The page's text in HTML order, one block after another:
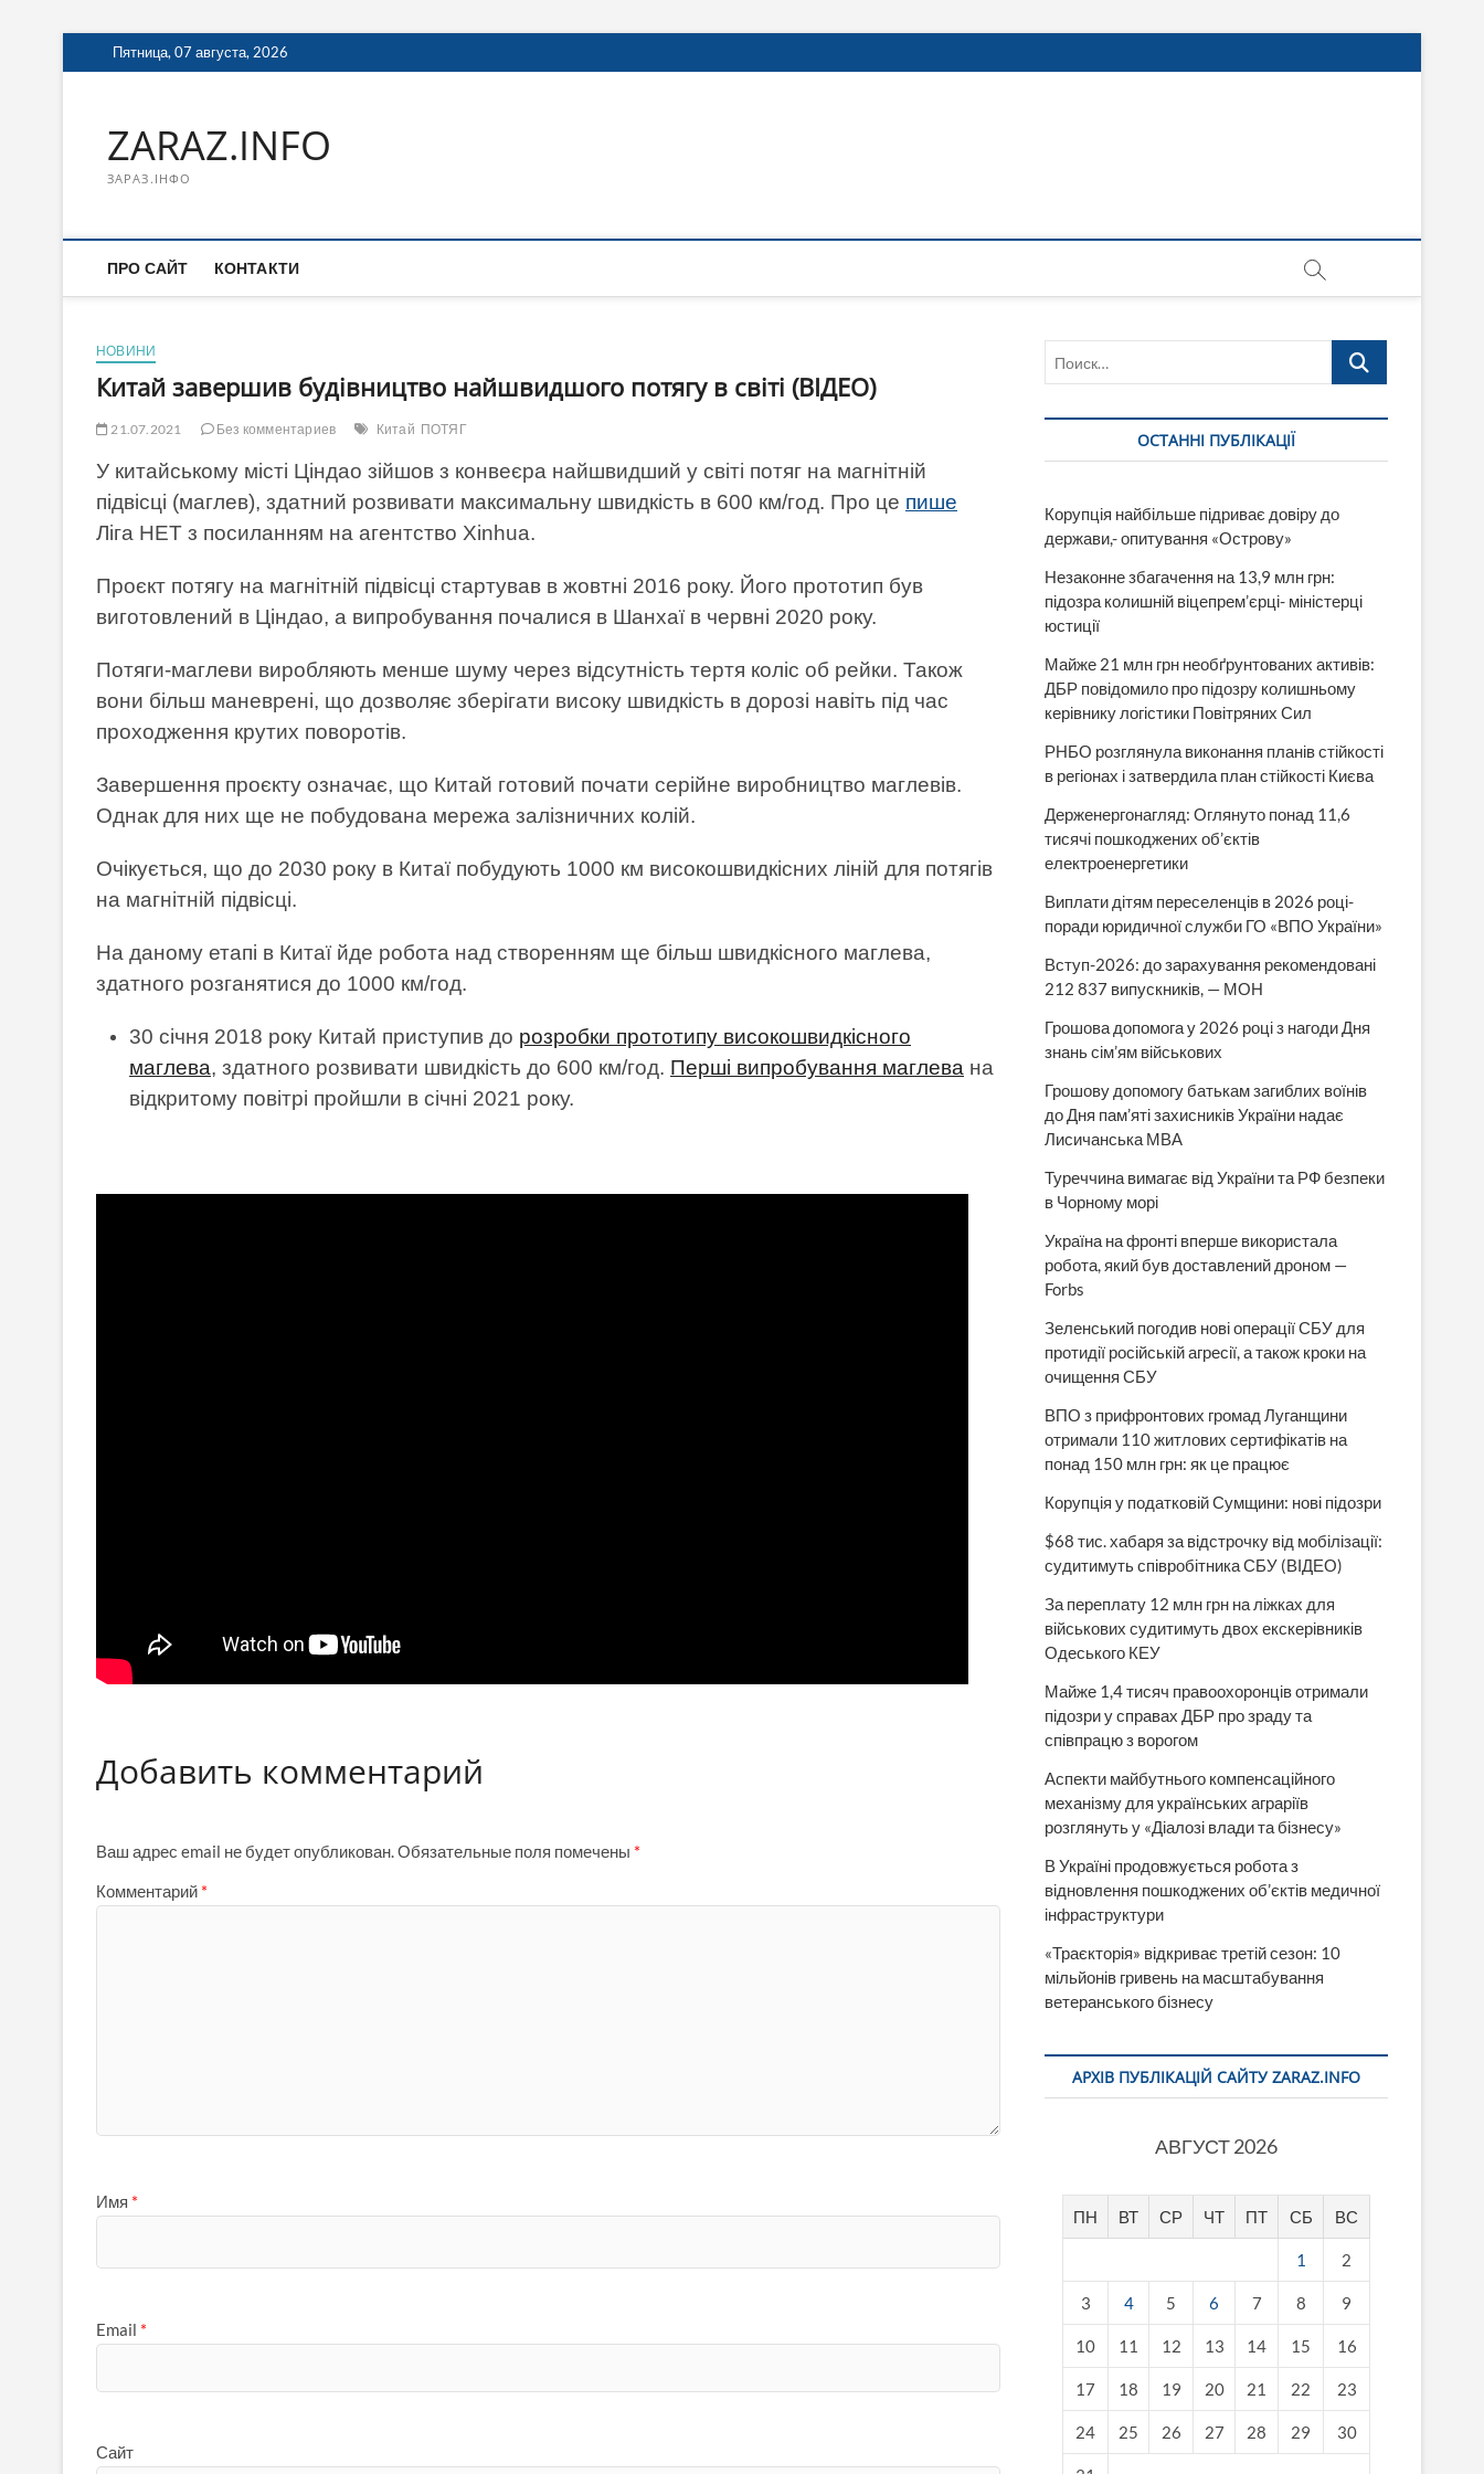
Перейти
к
Пятница, 07 августа, 2026
ZARAZ.INFO
ЗАРАЗ.ІНФО
ПРО САЙТ КОНТАКТИ
НОВИНИ
Китай завершив будівництво найшвидшого потягу в світі (ВІДЕО)
21.07.2021 Без комментариев Китай ПОТЯГ
У китайському місті Ціндао зійшов з конвеєра найшвидший у світі потяг на магнітній
підвісці (маглев), здатний розвивати максимальну швидкість в 600 км/год. Про це пише
Ліга НЕТ з посиланням на агентство Xinhua.
Проєкт потягу на магнітній підвісці стартував в жовтні 2016 року. Його прототип був
виготовлений в Ціндао, а випробування почалися в Шанхаї в червні 2020 року.
Потяги-маглеви виробляють менше шуму через відсутність тертя коліс об рейки. Також
вони більш маневрені, що дозволяє зберігати високу швидкість в дорозі навіть під час
проходження крутих поворотів.
Завершення проєкту означає, що Китай готовий почати серійне виробництво маглевів.
Однак для них ще не побудована мережа залізничних колій.
Очікується, що до 2030 року в Китаї побудують 1000 км високошвидкісних ліній для потягів
на магнітній підвісці.
На даному етапі в Китаї йде робота над створенням ще більш швидкісного маглева,
здатного розганятися до 1000 км/год.
30 січня 2018 року Китай приступив до розробки прототипу високошвидкісного
маглева, здатного розвивати швидкість до 600 км/год. Перші випробування маглева на
відкритому повітрі пройшли в січні 2021 року.
Добавить комментарий
Ваш адрес email не будет опубликован.Обязательные поля помечены *
Комментарий *
Имя *
Email *
Сайт
Поиск…
ОСТАННІ ПУБЛІКАЦІЇ
Корупція найбільше підриває довіру до
держави,- опитування «Острову»
Незаконне збагачення на 13,9 млн грн:
підозра колишній віцепрем’єрці- міністерці
юстиції
Майже 21 млн грн необґрунтованих активів:
ДБР повідомило про підозру колишньому
керівнику логістики Повітряних Сил
РНБО розглянула виконання планів стійкості
в регіонах і затвердила план стійкості Києва
Держенергонагляд: Оглянуто понад 11,6
тисячі пошкоджених об’єктів
електроенергетики
Виплати дітям переселенців в 2026 році-
поради юридичної служби ГО «ВПО України»
Вступ-2026: до зарахування рекомендовані
212 837 випускників, — МОН
Грошова допомога у 2026 році з нагоди Дня
знань сім’ям військових
Грошову допомогу батькам загиблих воїнів
до Дня пам’яті захисників України надає
Лисичанська МВА
Туреччина вимагає від України та РФ безпеки
в Чорному морі
Україна на фронті вперше використала
робота, який був доставлений дроном —
Forbs
Зеленський погодив нові операції СБУ для
протидії російській агресії, а також кроки на
очищення СБУ
ВПО з прифронтових громад Луганщини
отримали 110 житлових сертифікатів на
понад 150 млн грн: як це працює
Корупція у податковій Сумщини: нові підозри
$68 тис. хабаря за відстрочку від мобілізації:
судитимуть співробітника СБУ (ВІДЕО)
За переплату 12 млн грн на ліжках для
військових судитимуть двох екскерівників
Одеського КЕУ
Майже 1,4 тисяч правоохоронців отримали
підозри у справах ДБР про зраду та
співпрацю з ворогом
Аспекти майбутнього компенсаційного
механізму для українських аграріїв
розглянуть у «Діалозі влади та бізнесу»
В Україні продовжується робота з
відновлення пошкоджених об’єктів медичної
інфраструктури
«Траєкторія» відкриває третій сезон: 10
мільйонів гривень на масштабування
ветеранського бізнесу
АРХІВ ПУБЛІКАЦІЙ САЙТУ ZARAZ.INFO
АВГУСТ 2026
ПН ВТ СР ЧТ ПТ СБ ВС
1 2
3 4 5 6 7 8 9
10 11 12 13 14 15 16
17 18 19 20 21 22 23
24 25 26 27 28 29 30